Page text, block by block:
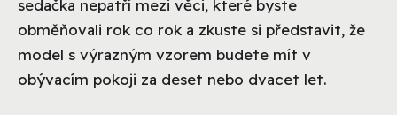
sedačka nepatří mezi věci, které byste
obměňovali rok co rok a zkuste si představit, že
model s výrazným vzorem budete mít v
obývacím pokoji za deset nebo dvacet let.